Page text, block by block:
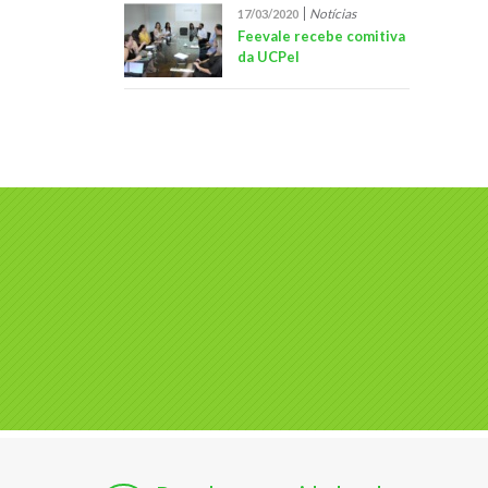
17/03/2020 Notícias
Feevale recebe comitiva
da UCPel